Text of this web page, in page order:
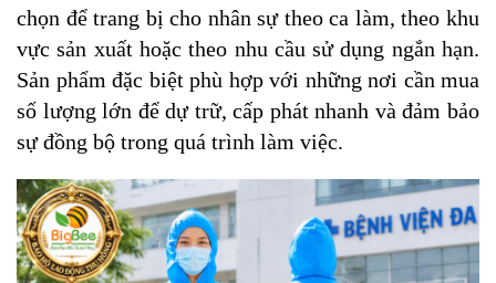
chọn để trang bị cho nhân sự theo ca làm, theo khu
vực sản xuất hoặc theo nhu cầu sử dụng ngắn hạn.
Sản phẩm đặc biệt phù hợp với những nơi cần mua
số lượng lớn để dự trữ, cấp phát nhanh và đảm bảo
sự đồng bộ trong quá trình làm việc.